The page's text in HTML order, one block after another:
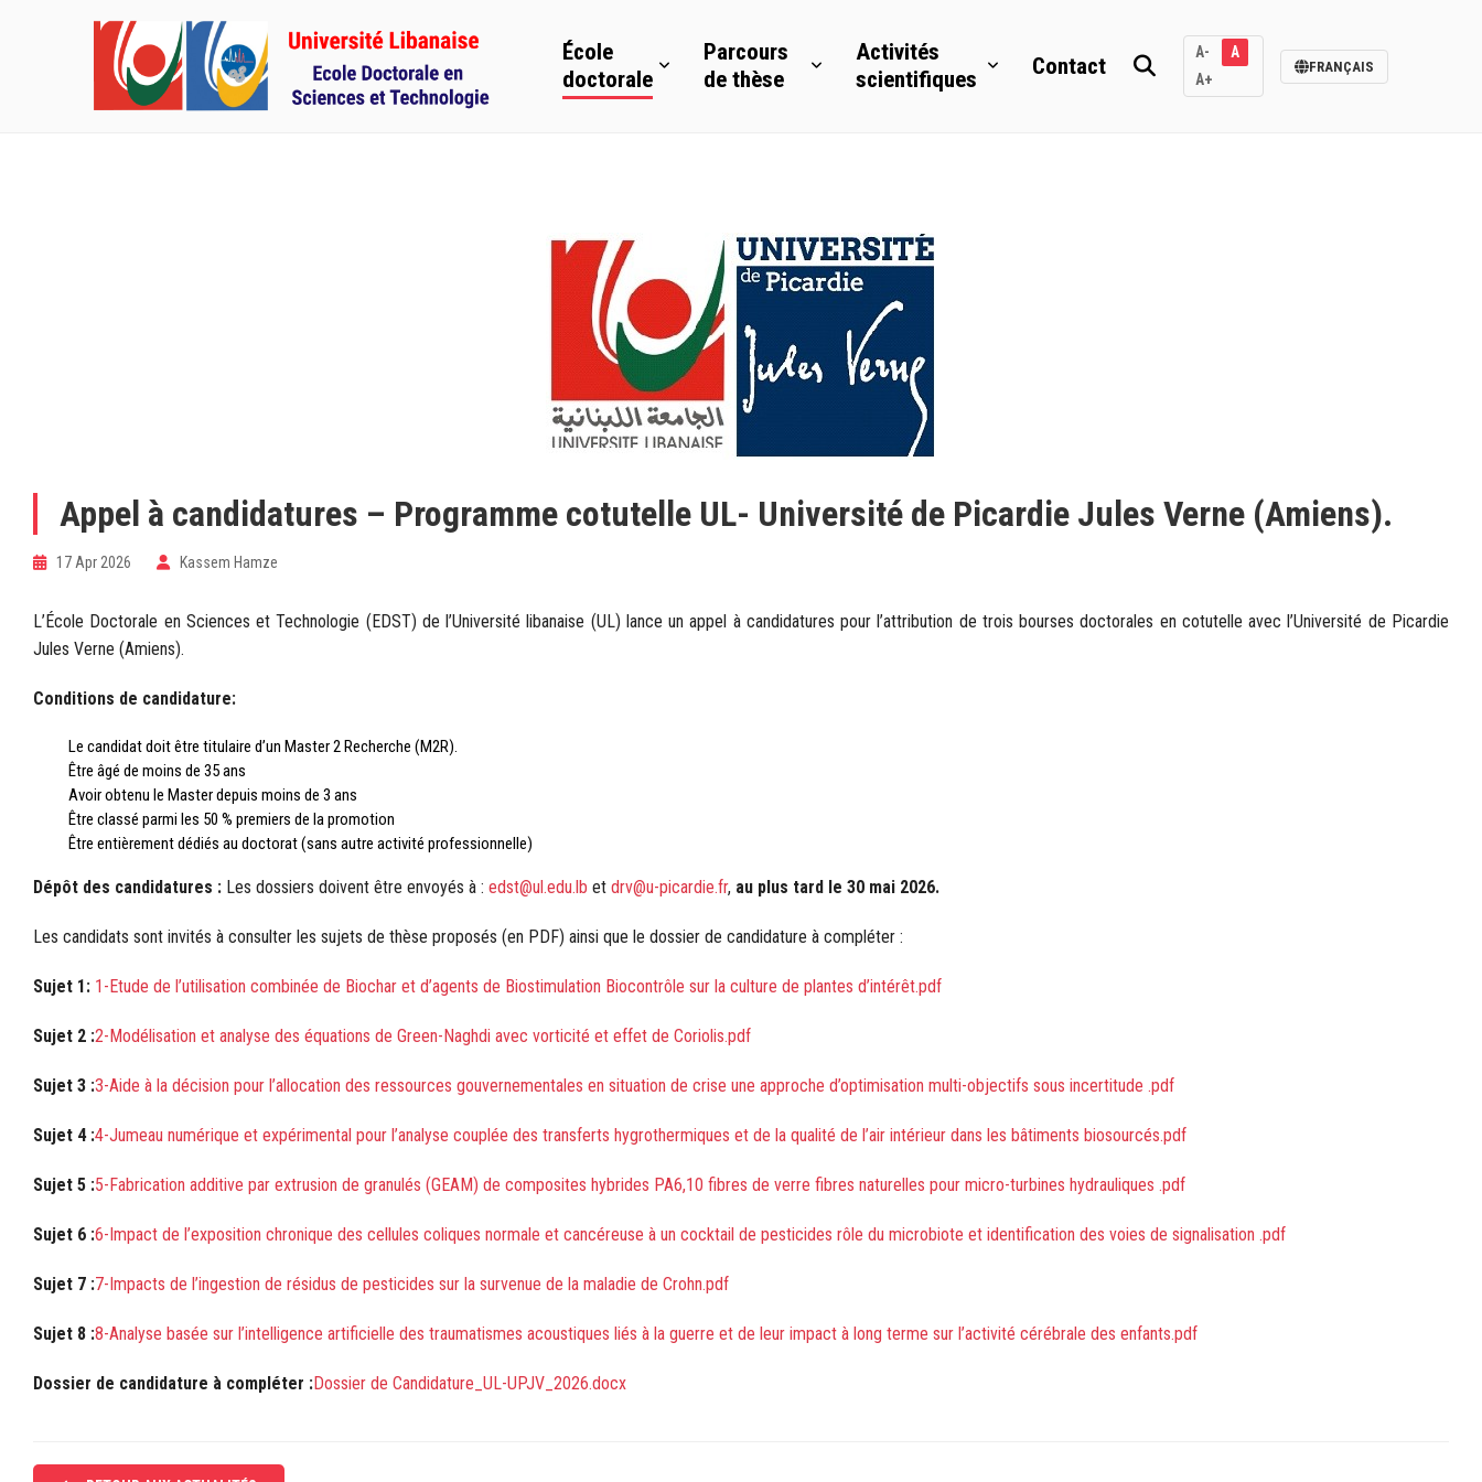
École
doctorale
Parcours
de thèse
Activités
scientifiques
Contact
A-
A
A+
FRANÇAIS
Appel à candidatures – Programme cotutelle UL- Université de Picardie Jules Verne (Amiens).
17 Apr 2026 Kassem Hamze
L’École Doctorale en Sciences et Technologie (EDST) de l’Université libanaise (UL) lance un appel à candidatures pour l’attribution de trois bourses doctorales en cotutelle avec l’Université de Picardie
Jules Verne (Amiens).
Conditions de candidature:
Le candidat doit être titulaire d’un Master 2 Recherche (M2R).
Être âgé de moins de 35 ans
Avoir obtenu le Master depuis moins de 3 ans
Être classé parmi les 50 % premiers de la promotion
Être entièrement dédiés au doctorat (sans autre activité professionnelle)
Dépôt des candidatures : Les dossiers doivent être envoyés à : edst@ul.edu.lb et drv@u-picardie.fr, au plus tard le 30 mai 2026.
Les candidats sont invités à consulter les sujets de thèse proposés (en PDF) ainsi que le dossier de candidature à compléter :
Sujet 1: 1-Etude de l’utilisation combinée de Biochar et d’agents de Biostimulation Biocontrôle sur la culture de plantes d’intérêt.pdf
Sujet 2 :2-Modélisation et analyse des équations de Green-Naghdi avec vorticité et effet de Coriolis.pdf
Sujet 3 :3-Aide à la décision pour l’allocation des ressources gouvernementales en situation de crise une approche d’optimisation multi-objectifs sous incertitude .pdf
Sujet 4 :4-Jumeau numérique et expérimental pour l’analyse couplée des transferts hygrothermiques et de la qualité de l’air intérieur dans les bâtiments biosourcés.pdf
Sujet 5 :5-Fabrication additive par extrusion de granulés (GEAM) de composites hybrides PA6,10 fibres de verre fibres naturelles pour micro-turbines hydrauliques .pdf
Sujet 6 :6-Impact de l’exposition chronique des cellules coliques normale et cancéreuse à un cocktail de pesticides rôle du microbiote et identification des voies de signalisation .pdf
Sujet 7 :7-Impacts de l’ingestion de résidus de pesticides sur la survenue de la maladie de Crohn.pdf
Sujet 8 :8-Analyse basée sur l’intelligence artificielle des traumatismes acoustiques liés à la guerre et de leur impact à long terme sur l’activité cérébrale des enfants.pdf
Dossier de candidature à compléter :Dossier de Candidature_UL-UPJV_2026.docx